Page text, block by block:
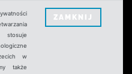
w
także
ZAMKNIJ